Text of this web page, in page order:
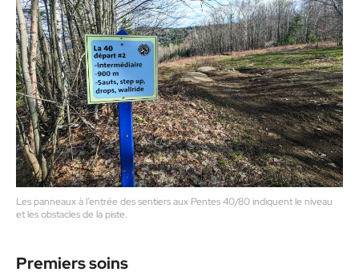
Les panneaux à l’entrée des sentiers aux Pentes 40/80 indiquent le niveau
et les obstacles de la piste.
Premiers soins